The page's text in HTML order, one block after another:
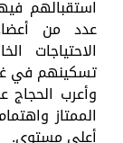
استقبالهم
عدد من
الاحتياجات
تسكينهم في
وأعرب الحجاج
الممتاز
أعلى مستوى.